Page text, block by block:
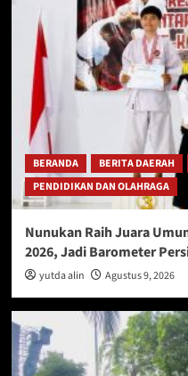
BERANDA BERITA DAERAH
PENDIDIKAN DAN OLAHRAGA
Nunukan Raih Juara
2026, Jadi Barometer
yutda alin Agustus 9, 2026